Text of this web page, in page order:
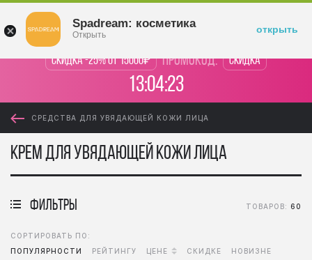
Скидка -25% от 15000₽ промокод: Скидка
13:04:22
СРЕДСТВА ДЛЯ УВЯДАЮЩЕЙ КОЖИ ЛИЦА
Крем для увядающей кожи лица
фильтры ТОВАРОВ: 60
СОРТИРОВАТЬ ПО:
ПОПУЛЯРНОСТИ
РЕЙТИНГУ ЦЕНЕ СКИДКЕ НОВИЗНЕ
Spadream: косметика
Открыть открыть